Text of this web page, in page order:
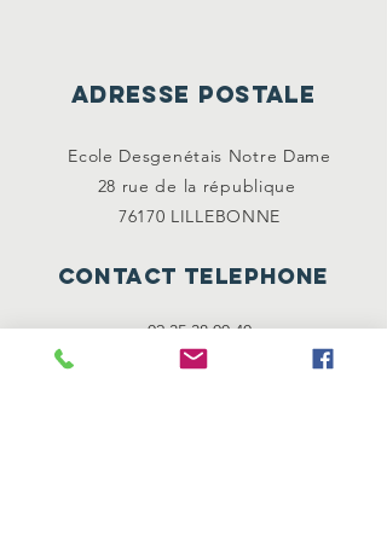
ADRESSE POSTALE
Ecole Desgenétais Notre Dame
28 rue de la république
76170 LILLEBONNE
CONTACT TELEPHONE
02 35 38 00 40